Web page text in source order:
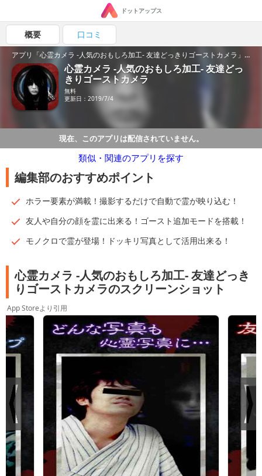
ドットアップス
概要 口コミ
アプリ「心霊カメラ -人気のおもしろ加工- 友達どっきりゴーストカメラ」の魅力を紹介！
心霊カメラ -人気のおもしろ加工- 友達どっ
きりゴーストカメラ
無料
更新日：2019/7/4
現在、このアプリは配信されていません。
類似・関連のアプリを探す
編集部のおすすめポイント
ホラー要素が満載！撮影するだけで自動で霊が映り込む！
友人や自分の顔を霊に出来る！ゴースト追加モードを搭載！
モノクロで霊が登場！ドッキリ写真として活用出来る！
心霊カメラ -人気のおもしろ加工- 友達どっき
りゴーストカメラのスクリーンショット
App Storeより引用